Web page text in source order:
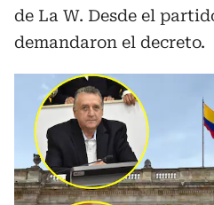
de La W. Desde el
demandaron el decreto.